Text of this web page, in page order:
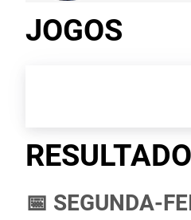
JOGOS
📅 SEGUNDA-